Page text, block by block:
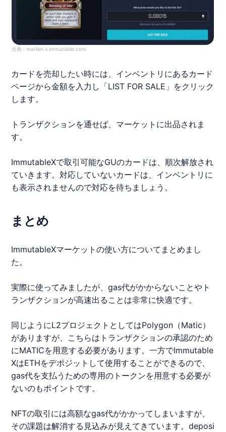
出典 : market.x.immutable.com
カードを売却したい時には、インベントリにあるカード
ページから金額を入力し「LIST FOR SALE」をクリック
します。
トランザクションを通せば、マーケットに出品されま
す。
ImmutableXで取引可能なGUのカードは、順次解放され
ていきます。対応していないカードは、インベントリに
も表示されませんので対応を待ちましょう。
まとめ
ImmutableXマーケットの使い方についてまとめまし
た。
実際に使ってみましたが、gas代がかからないことやト
ランザクションが高速出ることは非常に快適です。
同じようにL2プロジェクトとしてはPolygon（Matic）
がありますが、こちらはトランザクションの承認のため
にMATICを用意する必要があります。一方でImmutable
XはETHをデポジットして使用することができるので、
gas代を支払うための専用のトークンを用意する必要が
ないのもポイントです。
NFTの取引には高額なgas代がかかってしまいますが、
その課題は解消する見込みが見えてきています。deposi